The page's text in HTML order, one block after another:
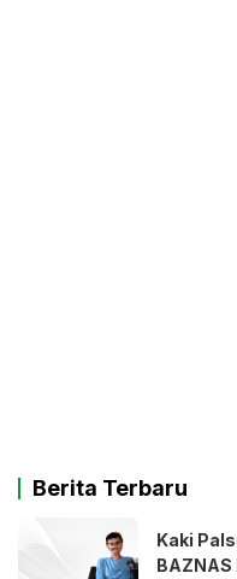
Berita Terbaru
Kaki